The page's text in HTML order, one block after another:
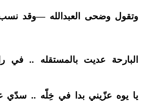
وتقول وضحى العبدالله —وقد نسب
البارحة عديت بالمستقله ..
يا يوه عزّيني بدا في خِلّه .. سدّي